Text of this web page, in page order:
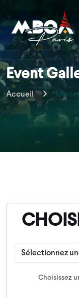
Event
Accueil Mboa
Choisissez